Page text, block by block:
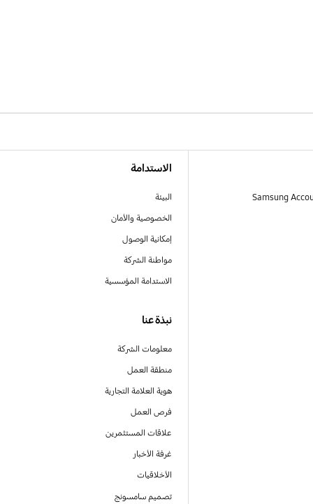
الاستدامة
البيئة
الخصوصية والأمان
إمكانية الوصول
مواطنة الشركة
الاستدامة المؤسسية
نبذة عنا
معلومات الشركة
منطقة العمل
هوية العلامة التجارية
فرص العمل
علاقات المستثمرين
غرفة الأخبار
الأخلاقيات
تصميم سامسونج